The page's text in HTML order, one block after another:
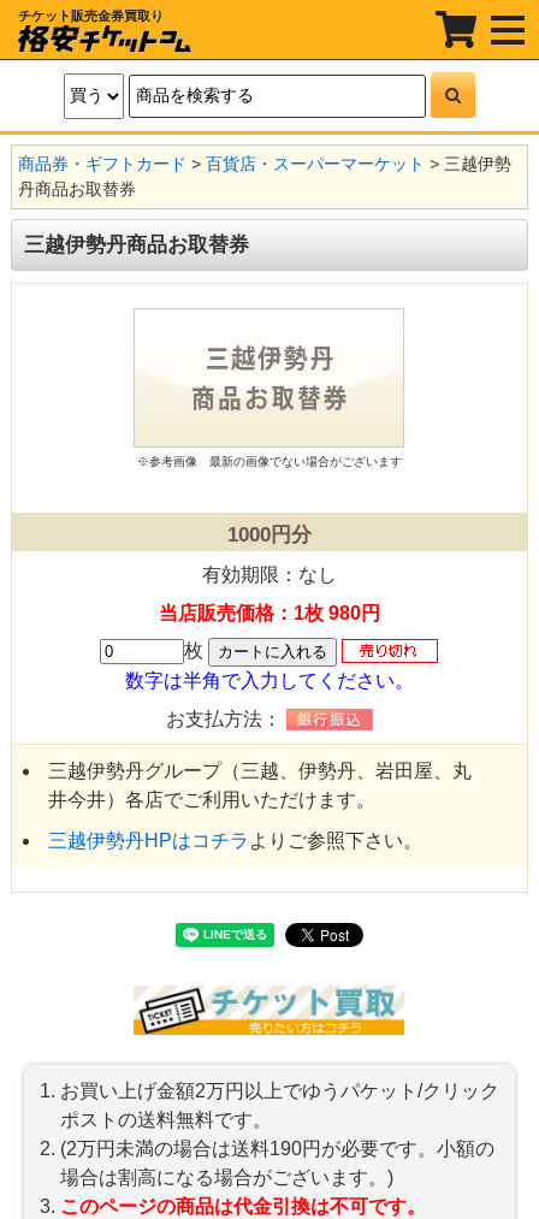
チケット販売金券買取り
t
o
g
n
a
v
a
o
商品券・ギフトカード > 百貨店・スーパーマーケット > 三越伊勢
丹商品お取替券
三越伊勢丹商品お取替券
※参考画像 最新の画像でない場合がございます
1000円分
有効期限：なし
当店販売価格：1枚 980円
枚
数字は半角で入力してください。
お支払方法：
三越伊勢丹グループ（三越、伊勢丹、岩田屋、丸
井今井）各店でご利用いただけます。
三越伊勢丹HPはコチラ よりご参照下さい。
お買い上げ金額2万円以上でゆうパケット/クリック
ポストの送料無料です。
(2万円未満の場合は送料190円が必要です。小額の
場合は割高になる場合がございます。)
このページの商品は代金引換は不可です。